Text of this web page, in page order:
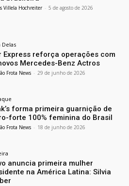
Villela Hochreiter - 5 de agosto de 2026
Delas
Express reforça operações com
Mercedes-Benz Actros
Frota News - 29 de junho de 2026
forma primeira guarnição de
forte 100% feminina do Brasil
Frota News - 18 de junho de 2026
anuncia primeira mulher
na América Latina: Silvia